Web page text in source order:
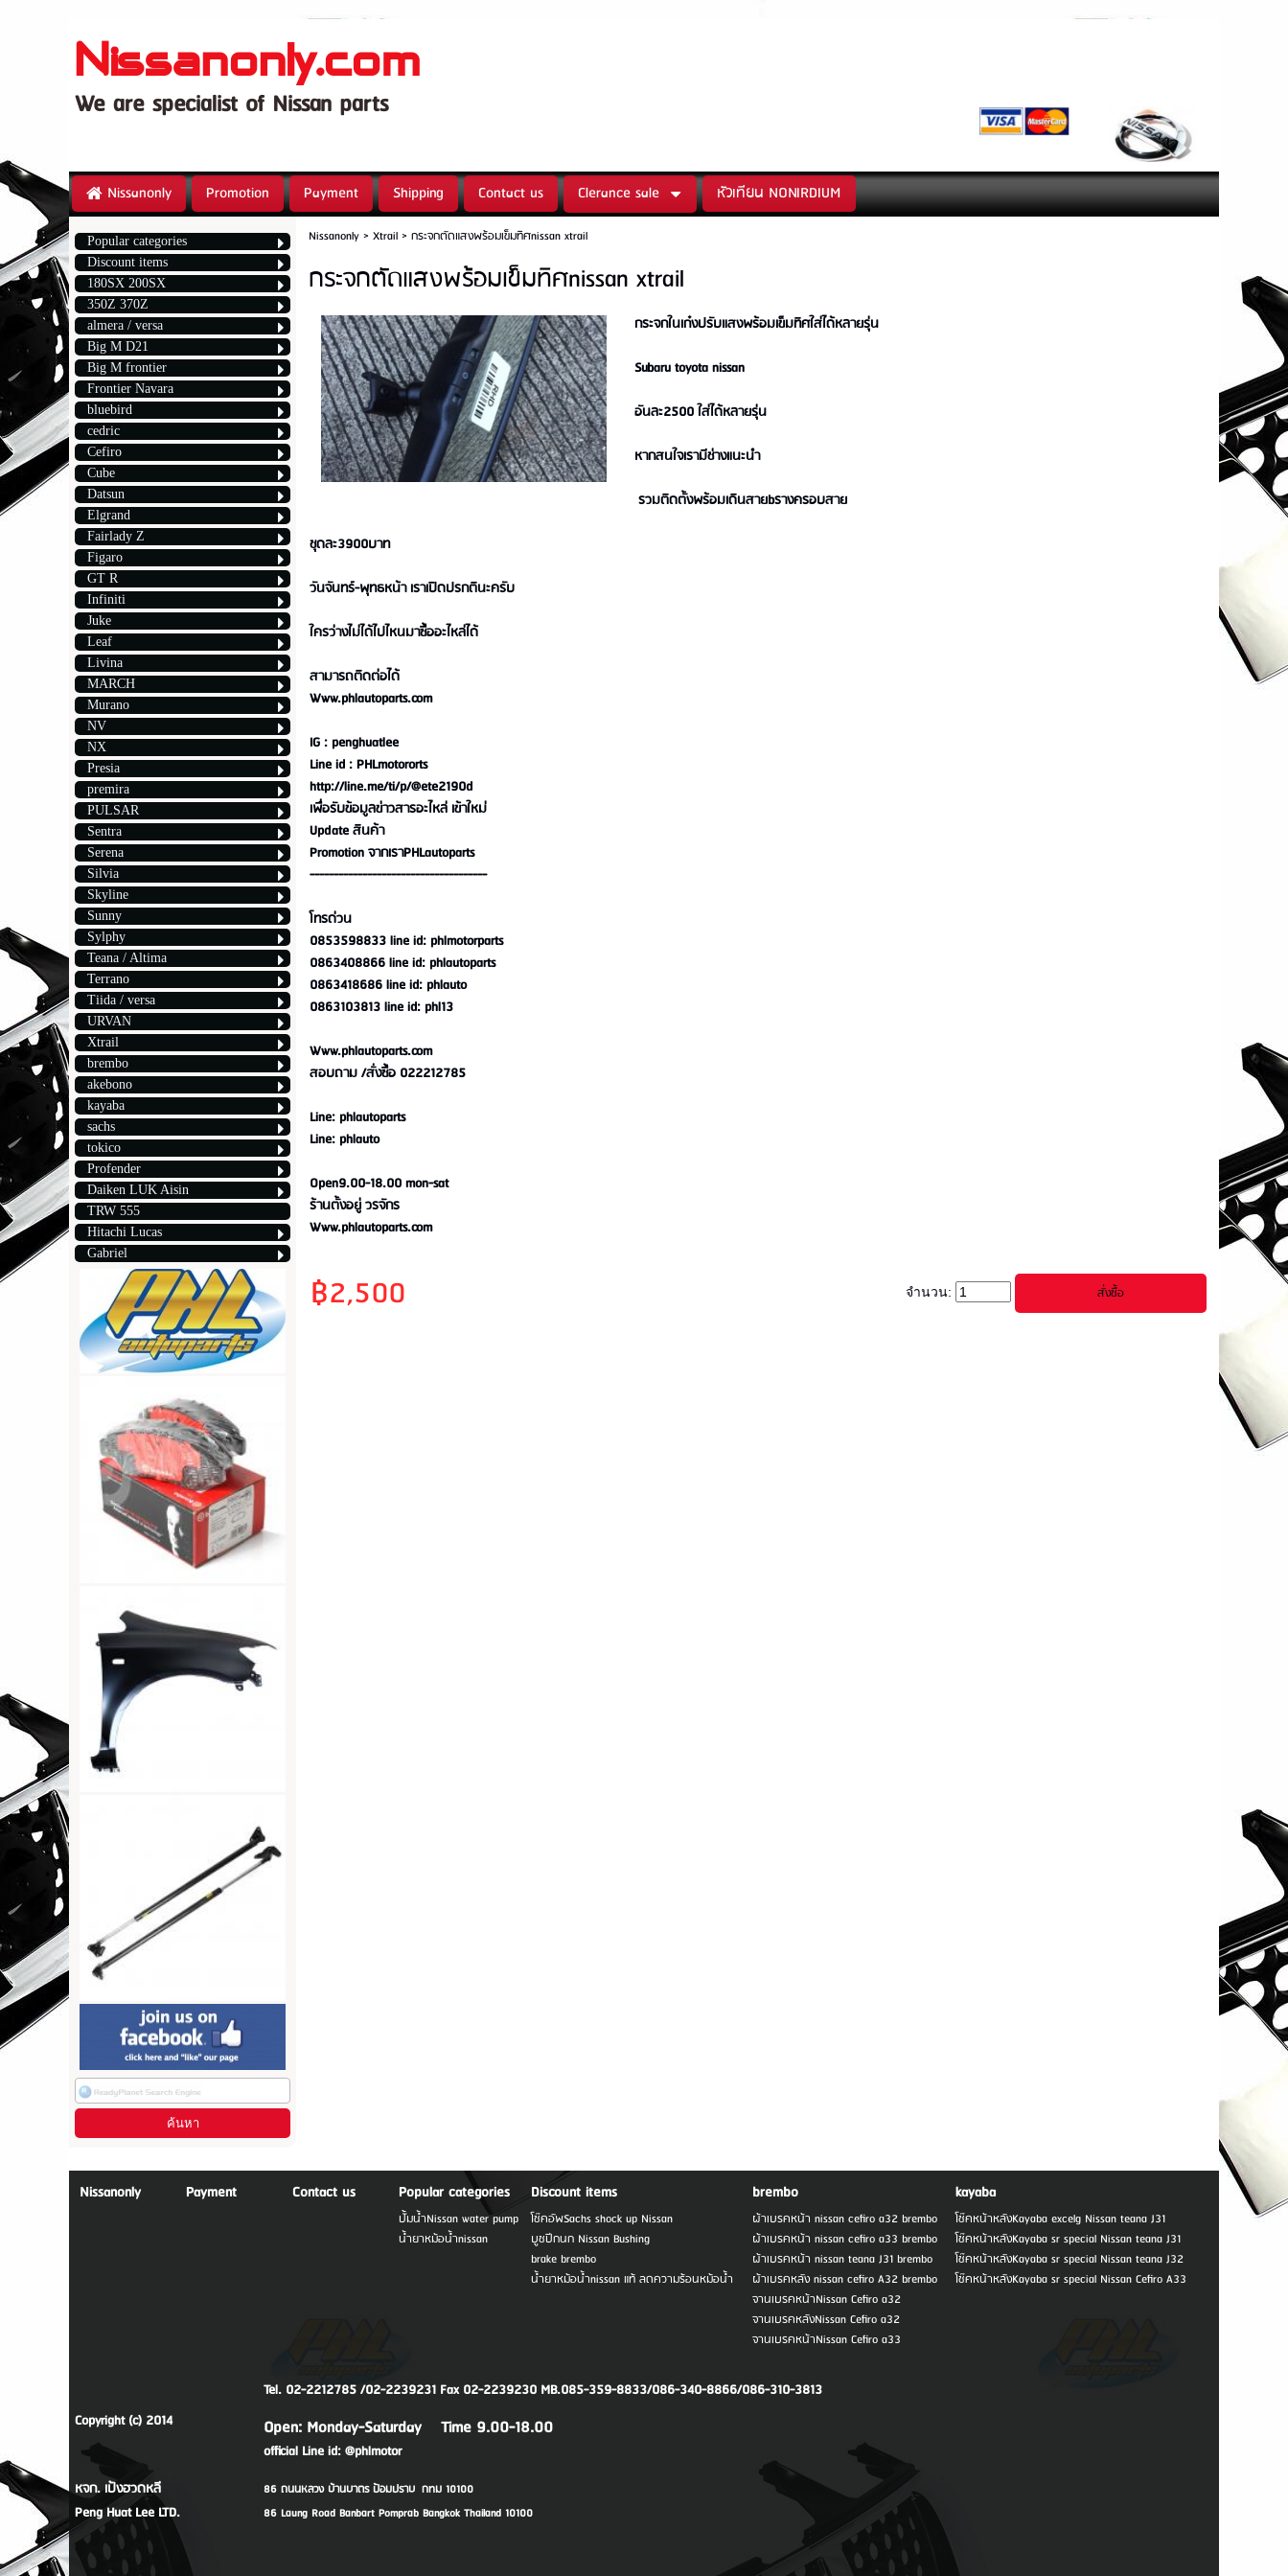
Nissanonly.com
We are specialist of Nissan parts
Nissanonly Promotion Payment Shipping Contact us Clerance sale หัวเทียน NONIRDIUM
Popular categories
Discount items
180SX 200SX
350Z 370Z
almera / versa
Big M D21
Big M frontier
Frontier Navara
bluebird
cedric
Cefiro
Cube
Datsun
Elgrand
Fairlady Z
Figaro
GT R
Infiniti
Juke
Leaf
Livina
MARCH
Murano
NV
NX
Presia
premira
PULSAR
Sentra
Serena
Silvia
Skyline
Sunny
Sylphy
Teana / Altima
Terrano
Tiida / versa
URVAN
Xtrail
brembo
akebono
kayaba
sachs
tokico
Profender
Daiken LUK Aisin
TRW 555
Hitachi Lucas
Gabriel
Nissanonly> Xtrail> กระจกตัดแสงพร้อมเข็มทิศnissan xtrail
กระจกตัดแสงพร้อมเข็มทิศnissan xtrail
กระจกในเก๋งปรับแสงพร้อมเข็มทิศใส่ได้หลายรุ่น
Subaru toyota nissan
อันละ2500 ใส่ได้หลายรุ่น
หากสนใจเรามีช่างแนะนำ
รวมติดตั้งพร้อมเดินสายbรางครอบสาย
ชุดละ3900บาท
วันจันทร์-พุทธหน้า เราเปิดปรกตินะครับ
ใครว่างไม่ได้ไปไหนมาซื้ออะไหล่ได้
สามารถติดต่อได้
Www.phlautoparts.com
IG : penghuatlee
Line id : PHLmotororts
http://line.me/ti/p/@ete2190d
เพื่อรับข้อมูลข่าวสารอะไหล่ เข้าใหม่
Update สินค้า
Promotion จากเราPHLautoparts
-------------------------------------
โทรด่วน
0853598833 line id: phlmotorparts
0863408866 line id: phlautoparts
0863418686 line id: phlauto
0863103813 line id: phl13
Www.phlautoparts.com
สอบถาม /สั่งซื้อ 022212785
Line: phlautoparts
Line: phlauto
Open9.00-18.00 mon-sat
ร้านตั้งอยู่ วรจักร
Www.phlautoparts.com
฿2,500 จำนวน:
Nissanonly Payment Contact us Popular categories
ปั้มน้ำNissan water pump
น้ำยาหม้อน้ำnissan
Discount items
โช๊คอัพSachs shock up Nissan
บูชปีกนก Nissan Bushing
brake brembo
น้ำยาหม้อน้ำnissan แท้ ลดความร้อนหม้อน้ำ
brembo
ผ้าเบรคหน้า nissan cefiro a32 brembo
ผ้าเบรคหน้า nissan cefiro a33 brembo
ผ้าเบรคหน้า nissan teana J31 brembo
ผ้าเบรคหลัง nissan cefiro A32 brembo
จานเบรคหน้าNissan Cefiro a32
จานเบรคหลังNissan Cefiro a32
จานเบรคหน้าNissan Cefiro a33
kayaba
โช๊คหน้าหลังKayaba excelg Nissan teana J31
โช๊คหน้าหลังKayaba sr special Nissan teana J31
โช๊คหน้าหลังKayaba sr special Nissan teana J32
โช๊คหน้าหลังKayaba sr special Nissan Cefiro A33
Copyright (c) 2014
Tel. 02-2212785 /02-2239231 Fax 02-2239230 MB.085-359-8833/086-340-8866/086-310-3813
Open: Monday-Saturday Time 9.00-18.00
official Line id: @phlmotor
หจก. เป้งฮวดหลี
86 ถนนหลวง บ้านบาตร ป้อมปราบ กทม 10100
Peng Huat Lee LTD. 86 Laung Road Banbart Pomprab Bangkok Thailand 10100